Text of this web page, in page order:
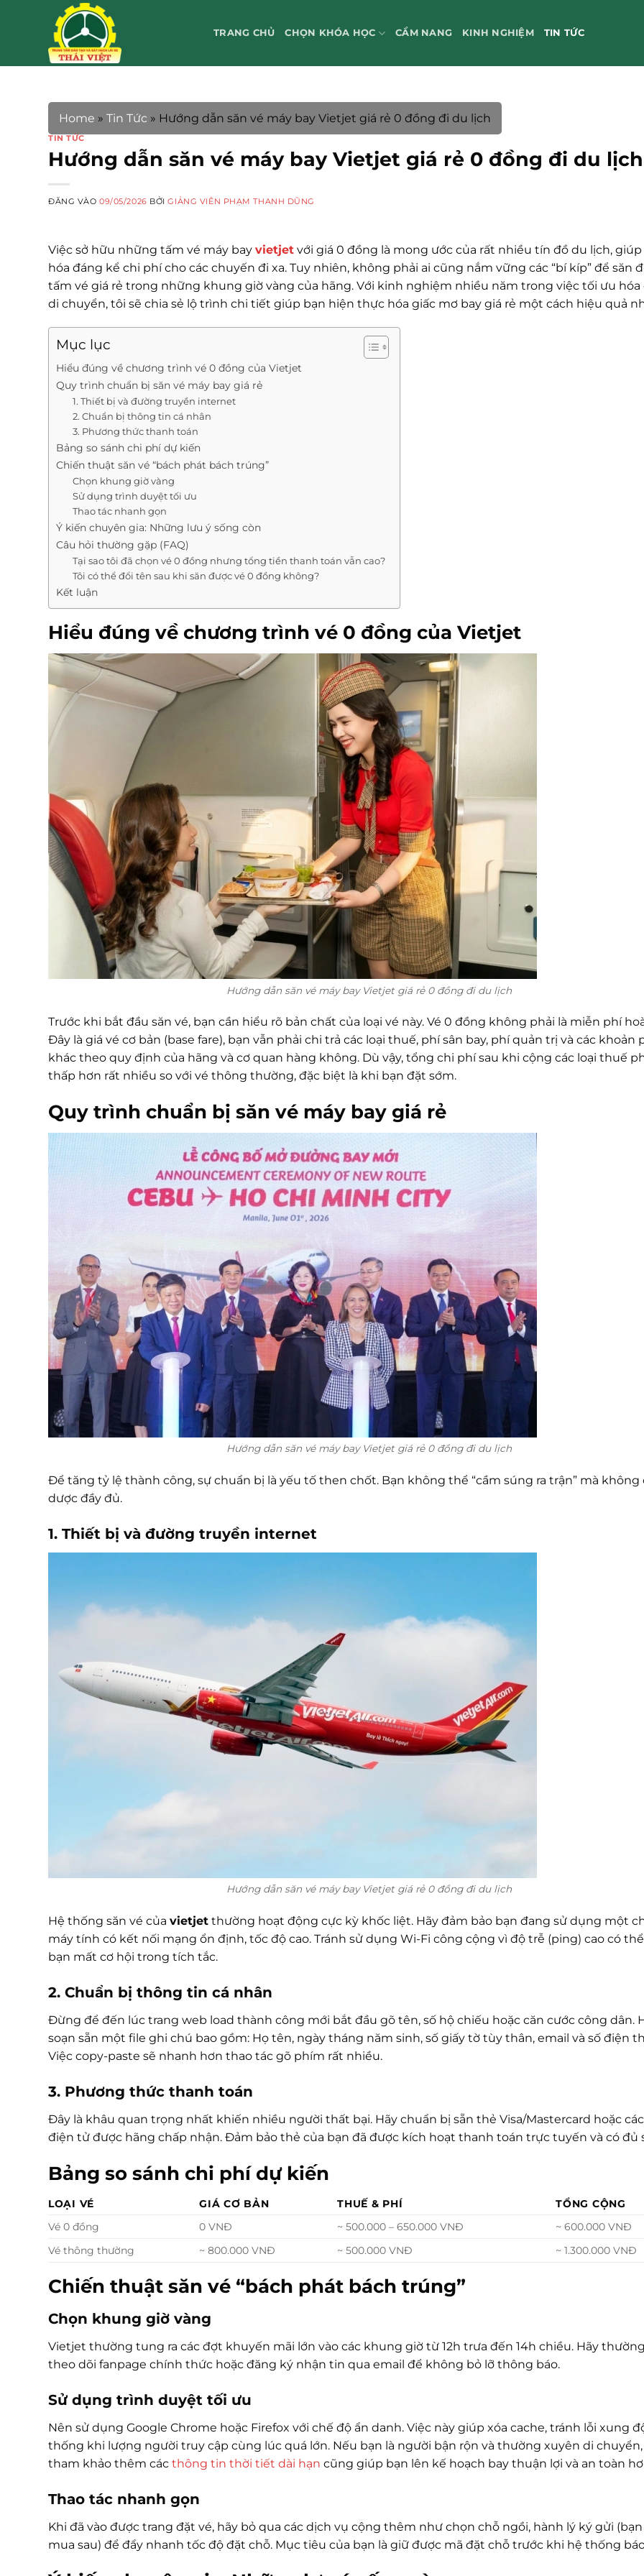
TRANG CHỦ CHỌN KHÓA HỌC CẨM NANG KINH NGHIỆM TIN TỨC
Home » Tin Tức » Hướng dẫn săn vé máy bay Vietjet giá rẻ 0 đồng đi du lịch
TIN TỨC
Hướng dẫn săn vé máy bay Vietjet giá rẻ 0 đồng đi du lịch
ĐĂNG VÀO09/05/2026 BỞIGIẢNG VIÊN PHẠM THANH DŨNG
Việc sở hữu những tấm vé máy bay vietjet với giá 0 đồng là mong ước của rất nhiều tín đồ du lịch,
hóa đáng kể chi phí cho các chuyến đi xa. Tuy nhiên, không phải ai cũng nắm vững các “bí kíp” để săn
tấm vé giá rẻ trong những khung giờ vàng của hãng. Với kinh nghiệm nhiều năm trong việc tối ưu hóa
di chuyển, tôi sẽ chia sẻ lộ trình chi tiết giúp bạn hiện thực hóa giấc mơ bay giá rẻ một cách hiệu quả
Mục lục
Hiểu đúng về chương trình vé 0 đồng của Vietjet
Quy trình chuẩn bị săn vé máy bay giá rẻ
1. Thiết bị và đường truyền internet
2. Chuẩn bị thông tin cá nhân
3. Phương thức thanh toán
Bảng so sánh chi phí dự kiến
Chiến thuật săn vé “bách phát bách trúng”
Chọn khung giờ vàng
Sử dụng trình duyệt tối ưu
Thao tác nhanh gọn
Ý kiến chuyên gia: Những lưu ý sống còn
Câu hỏi thường gặp (FAQ)
Tại sao tôi đã chọn vé 0 đồng nhưng tổng tiền thanh toán vẫn cao?
Tôi có thể đổi tên sau khi săn được vé 0 đồng không?
Kết luận
Hiểu đúng về chương trình vé 0 đồng của Vietjet
Hướng dẫn săn vé máy bay Vietjet giá rẻ 0 đồng đi du lịch
Trước khi bắt đầu săn vé, bạn cần hiểu rõ bản chất của loại vé này. Vé 0 đồng không phải là miễn phí
Đây là giá vé cơ bản (base fare), bạn vẫn phải chi trả các loại thuế, phí sân bay, phí quản trị và các khoản
khác theo quy định của hãng và cơ quan hàng không. Dù vậy, tổng chi phí sau khi cộng các loại thuế
thấp hơn rất nhiều so với vé thông thường, đặc biệt là khi bạn đặt sớm.
Quy trình chuẩn bị săn vé máy bay giá rẻ
Hướng dẫn săn vé máy bay Vietjet giá rẻ 0 đồng đi du lịch
Để tăng tỷ lệ thành công, sự chuẩn bị là yếu tố then chốt. Bạn không thể “cầm súng ra trận” mà không
dược đầy đủ.
1. Thiết bị và đường truyền internet
Hướng dẫn săn vé máy bay Vietjet giá rẻ 0 đồng đi du lịch
Hệ thống săn vé của vietjet thường hoạt động cực kỳ khốc liệt. Hãy đảm bảo bạn đang sử dụng một
máy tính có kết nối mạng ổn định, tốc độ cao. Tránh sử dụng Wi-Fi công cộng vì độ trễ (ping) cao có
bạn mất cơ hội trong tích tắc.
2. Chuẩn bị thông tin cá nhân
Đừng để đến lúc trang web load thành công mới bắt đầu gõ tên, số hộ chiếu hoặc căn cước công dân.
soạn sẵn một file ghi chú bao gồm: Họ tên, ngày tháng năm sinh, số giấy tờ tùy thân, email và số điện
Việc copy-paste sẽ nhanh hơn thao tác gõ phím rất nhiều.
3. Phương thức thanh toán
Đây là khâu quan trọng nhất khiến nhiều người thất bại. Hãy chuẩn bị sẵn thẻ Visa/Mastercard hoặc
điện tử được hãng chấp nhận. Đảm bảo thẻ của bạn đã được kích hoạt thanh toán trực tuyến và có đủ
Bảng so sánh chi phí dự kiến
LOẠI VÉ GIÁ CƠ BẢN THUẾ & PHÍ
TỔNG CỘNG
Vé 0 đồng
0 VNĐ ~ 500.000 – 650.000 VNĐ
~ 600.000 VNĐ
Vé thông thường
~ 800.000 VNĐ ~ 500.000 VNĐ ~ 1.300.000 VNĐ
Chiến thuật săn vé “bách phát bách trúng”
Chọn khung giờ vàng
Vietjet thường tung ra các đợt khuyến mãi lớn vào các khung giờ từ 12h trưa đến 14h chiều. Hãy
theo dõi fanpage chính thức hoặc đăng ký nhận tin qua email để không bỏ lỡ thông báo.
Sử dụng trình duyệt tối ưu
Nên sử dụng Google Chrome hoặc Firefox với chế độ ẩn danh. Việc này giúp xóa cache, tránh lỗi xung
thống khi lượng người truy cập cùng lúc quá lớn. Nếu bạn là người bận rộn và thường xuyên di
tham khảo thêm các thông tin thời tiết dài hạn cũng giúp bạn lên kế hoạch bay thuận lợi và an toàn
Thao tác nhanh gọn
Khi đã vào được trang đặt vé, hãy bỏ qua các dịch vụ cộng thêm như chọn chỗ ngồi, hành lý ký gửi
mua sau) để đẩy nhanh tốc độ đặt chỗ. Mục tiêu của bạn là giữ được mã đặt chỗ trước khi hệ thống